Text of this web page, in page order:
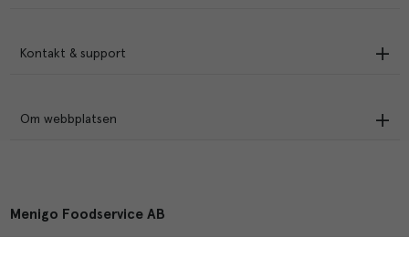
Kontakt & support
Om webbplatsen
Menigo Foodservice AB